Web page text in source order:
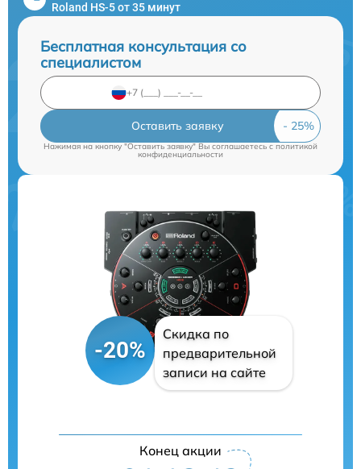
Roland HS-5 от 35 минут
Бесплатная консультация со
специалистом
Оставить заявку
Нажимая на кнопку "Оставить заявку" Вы соглашаетесь cполитикой
конфиденциальности
-20%
Скидка по
предварительной
записи на сайте
Конец акции